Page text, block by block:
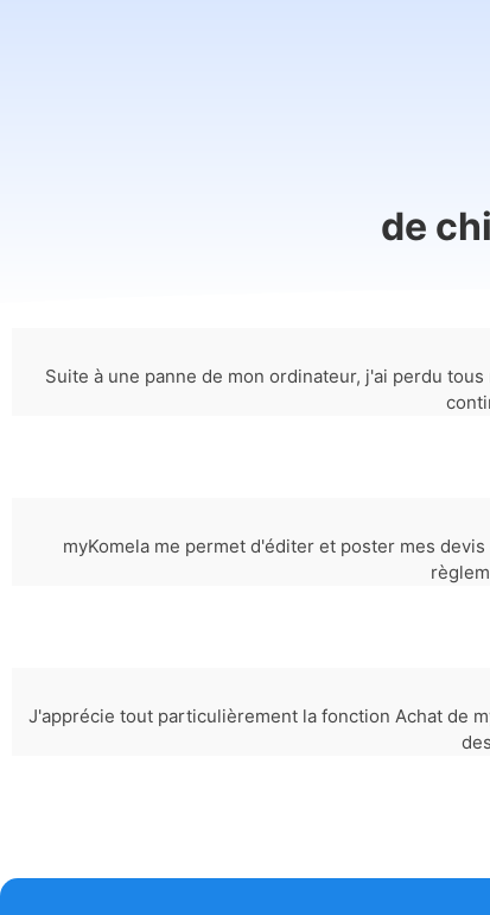
de
Suite à une panne de mon ordinateur, j'ai perdu
myKomela me permet d'éditer et poster mes
J'apprécie tout particulièrement la fonction Achat de